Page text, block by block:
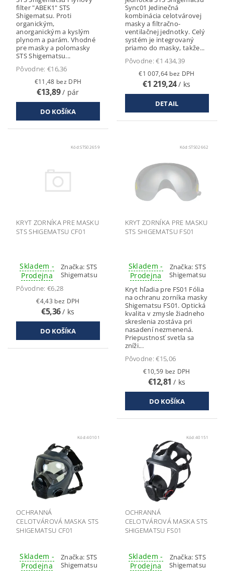
filter "ABEK1" STS
Shigematsu. Proti
organickým,
anorganickým a kyslým
plynom a parám. Vhodné
pre masky a polomasky
STS Shigematsu...
Pôvodne: €16,36
€11,48 bez DPH
€13,89/ pár
Sync01 Jedinečná
kombinácia celotvárovej
masky a filtračno-
ventilačnej jednotky. Celý
systém je integrovaný
priamo do masky, takže...
Pôvodne:€1 434,39
€1 007,64 bez DPH
€1 219,24/ ks
DETAIL
Kód:STS02659
KRYT ZORNÍKA PRE MASKU
STS SHIGEMATSU CF01
Skladem -
Prodejna
Značka: STS
Shigematsu
Pôvodne: €6,28
€4,43 bez DPH
€5,36/ ks
Kód:STS02662
KRYT ZORNÍKA PRE MASKU
STS SHIGEMATSU FS01
Skladem -
Prodejna
Značka:STS
Shigematsu
Kryt hľadia pre FS01 Fólia
na ochranu zorníka masky
Shigematsu FS01. Optická
kvalita v zmysle žiadneho
skreslenia zostáva pri
nasadení nezmenená.
Priepustnosť svetla sa
zníži...
Pôvodne:€15,06
€10,59 bez DPH
€12,81/ ks
Kód:40101
OCHRANNÁ
CELOTVÁROVÁ MASKA STS
SHIGEMATSU CF01
Skladem -
Prodejna
Značka: STS
Shigematsu
Kód: 40151
OCHRANNÁ
CELOTVÁROVÁ MASKA STS
SHIGEMATSU FS01
Skladem -
Prodejna
Značka:STS
Shigematsu